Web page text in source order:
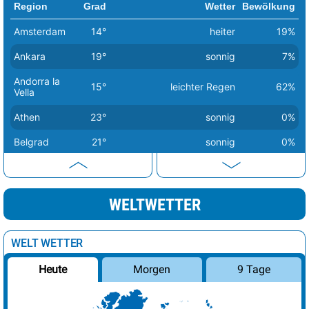
Region Grad Wetter Bewölkung
Amsterdam 14° heiter 19%
Ankara 19° sonnig 7%
Andorra la
Vella
15° leichter Regen 62%
Athen 23° sonnig 0%
Belgrad 21° sonnig 0%
sonnig
Bern 20° sonnig 2%
Brüssel
Budapest
WELTWETTER
WELT WETTER
Heute Morgen 9 Tage